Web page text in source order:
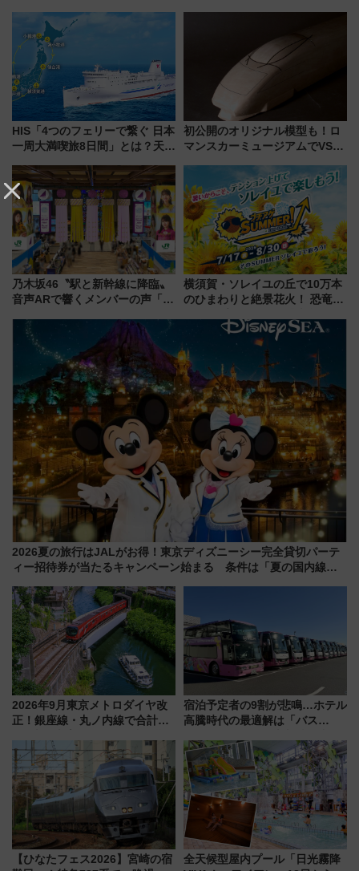
行開始に！ この夏は直通列車で
横浜へ！
HIS「4つのフェリーで繋ぐ 日本
一周大満喫旅8日間」とは？天橋
の絶景＆限定グルメを網羅！煩
雑な手続きも不要でお手軽に楽
しめるプランが登場
初公開のオリジナル模型も！ロ
マンスカーミュージアムでVSE
15日スタート
乃木坂46〝駅と新幹線に降臨〟
音声ARで響くメンバーの声「真
横須賀・ソレイユの丘で10万本
のひまわりと絶景花火！ 恐竜や
帰りお出かけ最新情報（2026年
7月17日～開催）
2026夏の旅行はJALがお得！東京ディズニーシー完全貸切パーテ
ィー招待券が当たるキャンペーン始まる 条件は「夏の国内線に2
2026年9月東京メトロダイヤ改
正！銀座線・丸ノ内線で合計
待
宿泊予定者の9割が悲鳴…ホテル
高騰時代の最適解は「バス
した、推し活遠征や観光時のリ
アルな懐事情
【ひなたフェス2026】宮崎の宿
全天候型屋内プール「日光霧降